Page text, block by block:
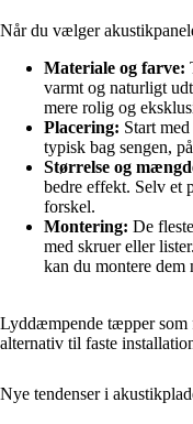
Når du vælger
Materiale og farve:
varmt og naturligt
mere rolig og
Placering: Start
typisk bag sengen,
Størrelse og
bedre effekt. Selv et
forskel.
Montering: De
med skruer eller
kan du montere
Lyddæmpende tæpper
alternativ til faste
Nye tendenser i